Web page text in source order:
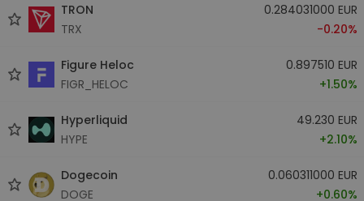
TRON
TRX
0.284031000 EUR
-0.20%
Figure Heloc
FIGR_HELOC
0.897510 EUR
+1.50%
Hyperliquid
HYPE
49.230 EUR
+2.10%
Dogecoin
DOGE
0.060311000 EUR
+0.60%